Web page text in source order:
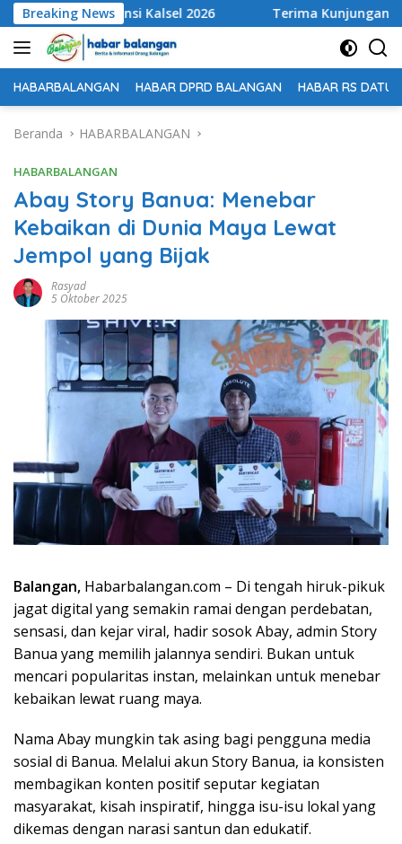
Langsung
ke
konten
Breaking News
Provinsi Kalsel 2026 Terima Kunjungan
HABARBALANGAN HABAR DPRD BALANGAN HABAR RS DATU
Beranda HABARBALANGAN
HABARBALANGAN
Abay Story Banua: Menebar
Kebaikan di Dunia Maya Lewat
Jempol yang Bijak
Rasyad
5 Oktober 2025
Balangan, Habarbalangan.com – Di tengah hiruk-pikuk
jagat digital yang semakin ramai dengan perdebatan,
sensasi, dan kejar viral, hadir sosok Abay, admin Story
Banua yang memilih jalannya sendiri. Bukan untuk
mencari popularitas instan, melainkan untuk menebar
kebaikan lewat ruang maya.
Nama Abay mungkin tak asing bagi pengguna media
sosial di Banua. Melalui akun Story Banua, ia konsisten
membagikan konten positif seputar kegiatan
masyarakat, kisah inspiratif, hingga isu-isu lokal yang
dikemas dengan narasi santun dan edukatif.